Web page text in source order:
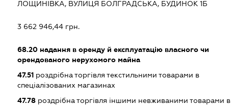
ЛОЩИНІВКА, ВУЛИЦЯ БОЛГРАДСЬКА, БУДИНОК 1Б
3 662 946,44 грн.
68.20надання в оренду й експлуатацію власного чи
орендованого нерухомого майна
47.51роздрібна торгівля текстильними товарами в
спеціалізованих магазинах
47.78роздрібна торгівля іншими невживаними товарами в